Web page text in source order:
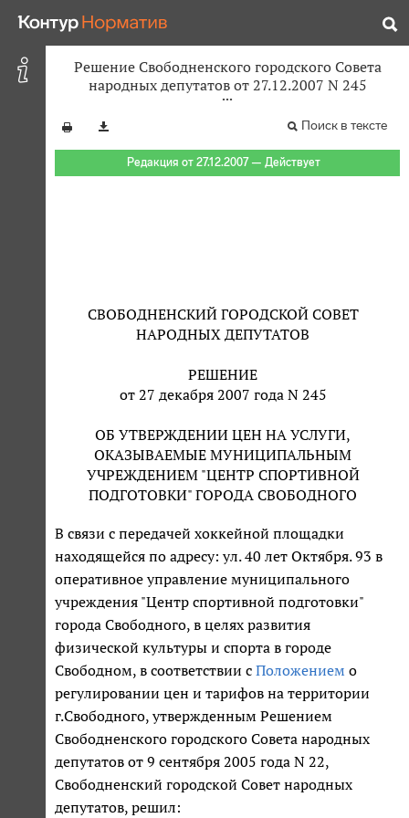
Решение Свободненского городского Совета
народных депутатов от 27.12.2007 N 245
Поиск в тексте
Редакция от 27.12.2007 — Действует
СВОБОДНЕНСКИЙ ГОРОДСКОЙ СОВЕТ
НАРОДНЫХ ДЕПУТАТОВ
РЕШЕНИЕ
от 27 декабря 2007 года N 245
ОБ УТВЕРЖДЕНИИ ЦЕН НА УСЛУГИ,
ОКАЗЫВАЕМЫЕ МУНИЦИПАЛЬНЫМ
УЧРЕЖДЕНИЕМ "ЦЕНТР СПОРТИВНОЙ
ПОДГОТОВКИ" ГОРОДА СВОБОДНОГО
В связи с передачей хоккейной площадки
находящейся по адресу: ул. 40 лет Октября. 93 в
оперативное управление муниципального
учреждения "Центр спортивной подготовки"
города Свободного, в целях развития
физической культуры и спорта в городе
Свободном, в соответствии с Положением о
регулировании цен и тарифов на территории
г.Свободного, утвержденным Решением
Свободненского городского Совета народных
депутатов от 9 сентября 2005 года N 22,
Свободненский городской Совет народных
депутатов, решил: